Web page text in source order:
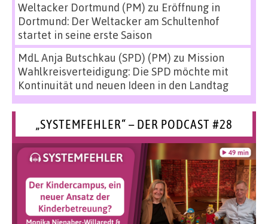
Weltacker Dortmund (PM) zu Eröffnung in
Dortmund: Der Weltacker am Schultenhof
startet in seine erste Saison
MdL Anja Butschkau (SPD) (PM) zu Mission
Wahlkreisverteidigung: Die SPD möchte mit
Kontinuität und neuen Ideen in den Landtag
„SYSTEMFEHLER“ – DER PODCAST #28